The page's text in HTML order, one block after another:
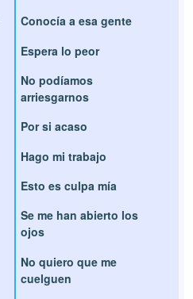
Conocía a esa gente
Espera lo peor
No podíamos
arriesgarnos
Por si acaso
Hago mi trabajo
Esto es culpa mía
Se me han abierto los
ojos
No quiero que me
cuelguen